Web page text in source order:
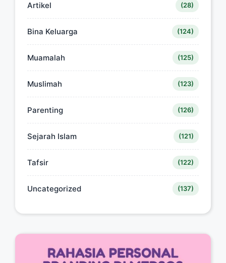
Artikel (28)
Bina Keluarga (124)
Muamalah (125)
Muslimah (123)
Parenting (126)
Sejarah Islam (121)
Tafsir (122)
Uncategorized (137)